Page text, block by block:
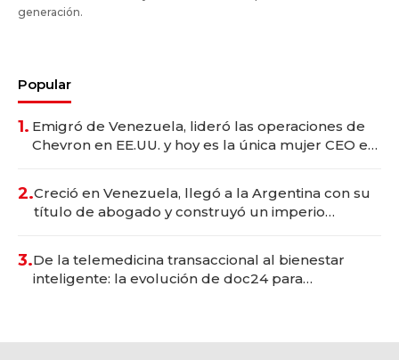
generación.
Popular
1. Emigró de Venezuela, lideró las operaciones de
Chevron en EE.UU. y hoy es la única mujer CEO en
2.Creció en Venezuela, llegó a la Argentina con su
título de abogado y construyó un imperio
3.De la telemedicina transaccional al bienestar
inteligente: la evolución de doc24 para